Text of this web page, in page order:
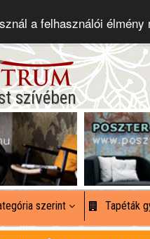
a felhasználói élmény
szívében
szerint Tapéták